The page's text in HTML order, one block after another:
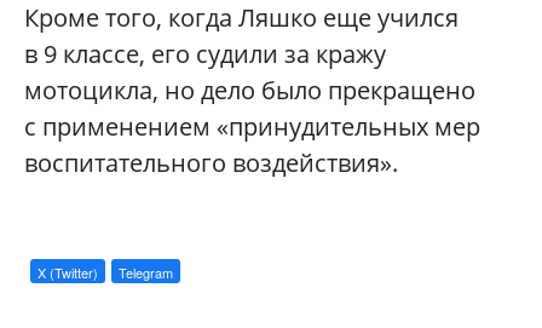
Кроме того, когда Ляшко еще учился
в 9 классе, его судили за кражу
мотоцикла, но дело было прекращено
с применением «принудительных мер
воспитательного воздействия».
X (Twitter) Telegram